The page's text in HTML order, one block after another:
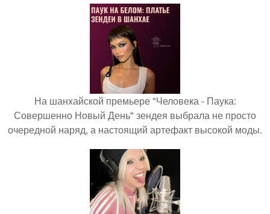
На шанхайской премьере "Человека - Паука:
Совершенно Новый День" зендея выбрала не просто
очередной наряд, а настоящий артефакт высокой моды.